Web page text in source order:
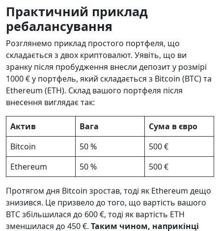
Практичний приклад
ребалансування
Розглянемо приклад простого портфеля, що
складається з двох криптовалют. Уявіть, що ви
зранку після пробудження внесли депозит у розмірі
1000 € у портфель, який складається з Bitcoin (BTC) та
Ethereum (ETH). Склад вашого портфеля після
внесення виглядає так:
Актив Вага
Сума в євро
Bitcoin
50 %
500 €
Ethereum
50 % 500 €
Протягом дня Bitcoin зростав, тоді як Ethereum дещо
знизився. Це призвело до того, що вартість вашого
BTC збільшилася до 600 €, тоді як вартість ETH
зменшилася до 450 €. Таким чином, наприкінці